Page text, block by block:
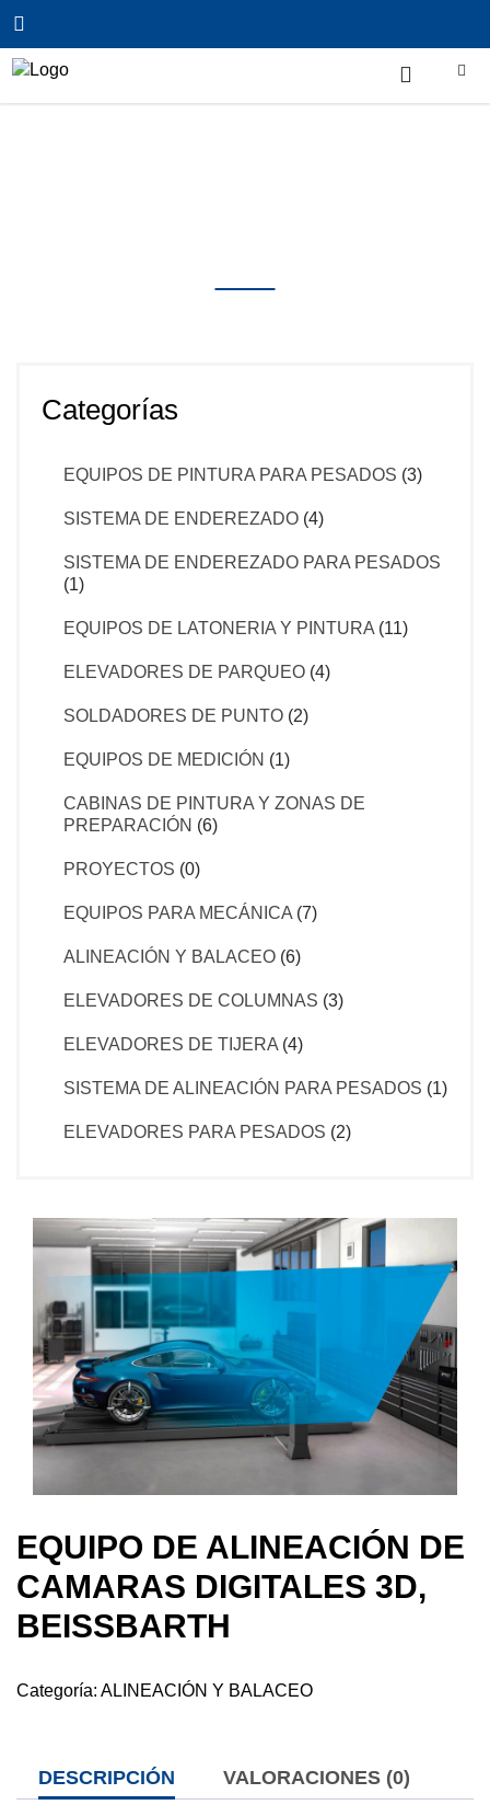
Categorías
EQUIPOS DE PINTURA PARA PESADOS (3)
SISTEMA DE ENDEREZADO (4)
SISTEMA DE ENDEREZADO PARA PESADOS
(1)
EQUIPOS DE LATONERIA Y PINTURA (11)
ELEVADORES DE PARQUEO (4)
SOLDADORES DE PUNTO (2)
EQUIPOS DE MEDICIÓN (1)
CABINAS DE PINTURA Y ZONAS DE
PREPARACIÓN (6)
PROYECTOS (0)
EQUIPOS PARA MECÁNICA (7)
ALINEACIÓN Y BALACEO (6)
ELEVADORES DE COLUMNAS (3)
ELEVADORES DE TIJERA (4)
SISTEMA DE ALINEACIÓN PARA PESADOS (1)
ELEVADORES PARA PESADOS (2)
EQUIPO DE ALINEACIÓN DE
CAMARAS DIGITALES 3D,
BEISSBARTH
Categoría: ALINEACIÓN Y BALACEO
DESCRIPCIÓN VALORACIONES (0)